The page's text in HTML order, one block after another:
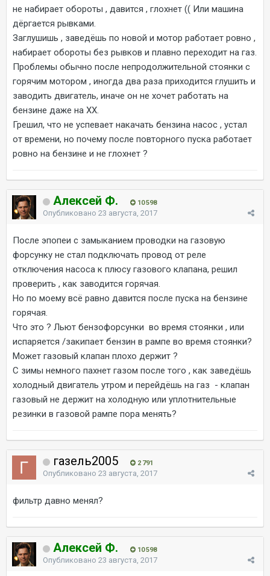
не набирает обороты , давится , глохнет (( Или машина
дёргается рывками.
Заглушишь , заведёшь по новой и мотор работает ровно ,
набирает обороты без рывков и плавно переходит на газ.
Проблемы обычно после непродолжительной стоянки с
горячим мотором , иногда два раза приходится глушить и
заводить двигатель, иначе он не хочет работать на
бензине даже на ХХ.
Грешил, что не успевает накачать бензина насос , устал
от времени, но почему после повторного пуска работает
ровно на бензине и не глохнет ?
Алексей Ф. 10 598
Опубликовано 23 августа, 2017
После эпопеи с замыканием проводки на газовую
форсунку не стал подключать провод от реле
отключения насоса к плюсу газового клапана, решил
проверить , как заводится горячая.
Но по моему всё равно давится после пуска на бензине
горячая.
Что это ? Льют бензофорсунки во время стоянки , или
испаряется /закипает бензин в рампе во время стоянки?
Может газовый клапан плохо держит ?
С зимы немного пахнет газом после того , как заведёшь
холодный двигатель утром и перейдёшь на газ - клапан
газовый не держит на холодную или уплотнительные
резинки в газовой рампе пора менять?
газель2005 2 791
Опубликовано 23 августа, 2017
фильтр давно менял?
Алексей Ф. 10 598
Опубликовано 23 августа, 2017